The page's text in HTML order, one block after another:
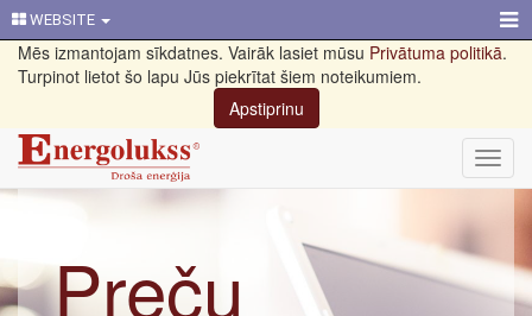
WEBSITE
Mēs izmantojam sīkdatnes. Vairāk lasiet mūsu Privātuma politikā.
Turpinot lietot šo lapu Jūs piekrītat šiem noteikumiem.
Apstiprinu
Preču